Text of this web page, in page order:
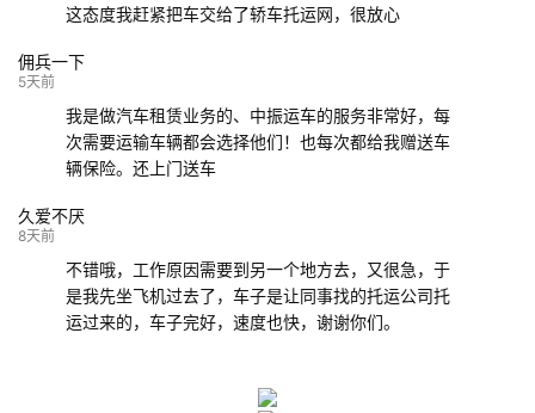
这态度我赶紧把车交给了轿车托运网，很放心
佣兵一下
5天前
我是做汽车租赁业务的、中振运车的服务非常好，每
次需要运输车辆都会选择他们！也每次都给我赠送车
辆保险。还上门送车
久爱不厌
8天前
不错哦，工作原因需要到另一个地方去，又很急，于
是我先坐飞机过去了，车子是让同事找的托运公司托
运过来的，车子完好，速度也快，谢谢你们。